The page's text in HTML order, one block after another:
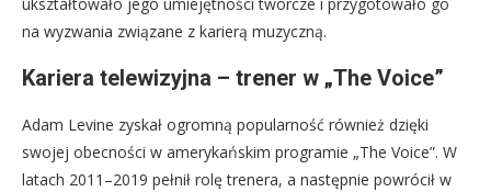
ukształtowało jego umiejętności twórcze i przygotowało go
na wyzwania związane z karierą muzyczną.
Kariera telewizyjna – trener w „The Voice”
Adam Levine zyskał ogromną popularność również dzięki
swojej obecności w amerykańskim programie „The Voice”. W
latach 2011–2019 pełnił rolę trenera, a następnie powrócił w